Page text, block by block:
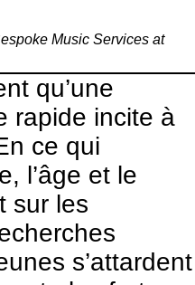
Music Services at
qu’une
rapide incite à
ce qui
l’âge et le
sur les
s’attardent